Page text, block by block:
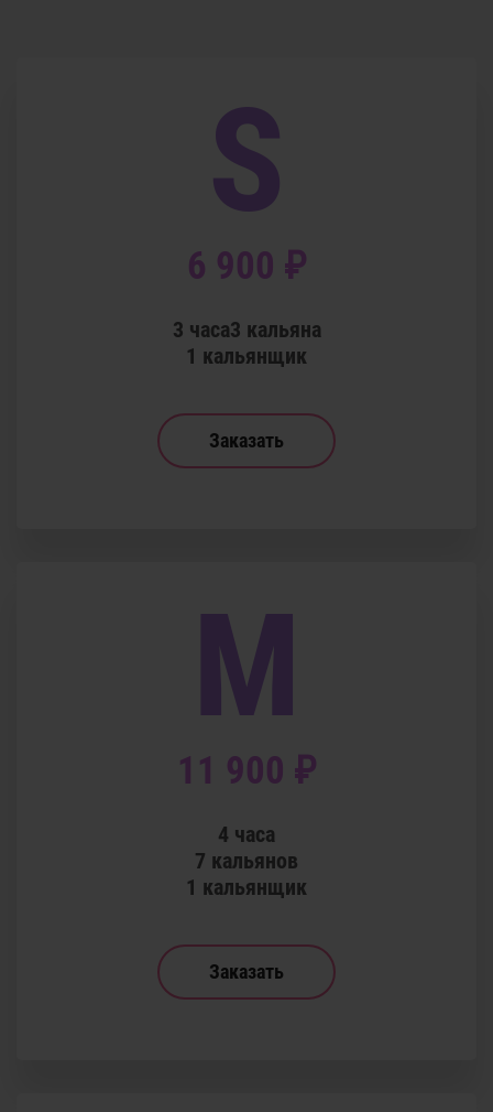
S
6 900 ₽
3 часа3 кальяна
1 кальянщик
Заказать
M
11 900 ₽
4 часа
7 кальянов
1 кальянщик
Заказать